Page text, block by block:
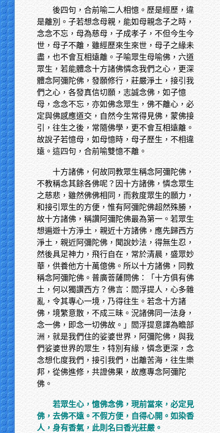
後四句，合前喻二人相憶。歷是經歷，違
是離別。子若想念母親，能如母親念子之時，
念念不忘，母為慈母，子成孝子，不但今生今
世，母子不離，雖經歷來生來世，母子之緣未
盡，也不會互相遠離。子喻眾生母喻佛，六道
眾生，若能體念十方諸佛憐念我們之心，更深
體念阿彌陀佛，發願修行，莊嚴淨土，接引我
們之心，各發真信切願，志誠念佛，如子憶
母，念念不忘，亦如佛念眾生，佛不離心，必
定與佛感應道交，自然今生常得見佛，蒙佛接
引，往生之後，常隨佛學，更不會互相遠離。
故說子若憶母，如母憶時，母子歷生，不相違
遠。這四句，合前喻雙憶不離。
十方諸佛，何故同教眾生稱念阿彌陀佛，
不教稱念其餘各佛呢？因十方諸佛，憐念眾生
之慈悲，雖然佛佛相同，而救度眾生的願力，
和接引眾生的方便，惟有阿彌陀佛超然殊勝，
故十方諸佛，稱讚阿彌陀佛最為第一。若眾生
想遍遊十方淨土，親近十方諸佛，應先歸西方
淨土，親近阿彌陀佛，聞說妙法，得無生忍，
然後具足神力，飛行自在，常於清晨，盛眾妙
華，供養他方十萬億佛。所以十方諸佛，同教
稱念阿彌陀佛。普廣菩薩問佛：「十方俱有佛
土，何以獨讚西方？佛言：閻浮提人，心多雜
亂，令其專心一境，乃得往生。若念十方諸
佛，境繁意散，不成三昧。況諸佛同一法身，
念一佛，即念一切佛故。」閻浮提意譯為瞻部
洲，就是我們住的娑婆世界，阿彌陀佛，與我
們娑婆世界的眾生，特別有緣，憐念更深，念
念想化度我們，接引我們，出離苦海，往生樂
邦，從佛進修，共證佛果，故應專念阿彌陀
佛。
若眾生心，憶佛念佛，現前當來，必定見
佛，去佛不遠。不假方便，自得心開。如染香
人，身有香氣，此則名曰香光莊嚴。